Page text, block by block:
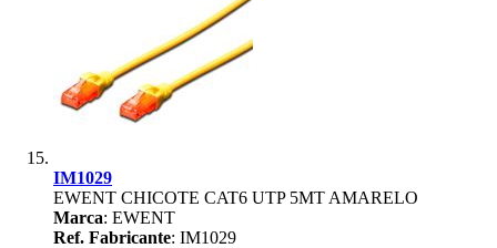
IM1029
EWENT CHICOTE CAT6 UTP 5MT AMARELO
Marca: EWENT
Ref. Fabricante: IM1029